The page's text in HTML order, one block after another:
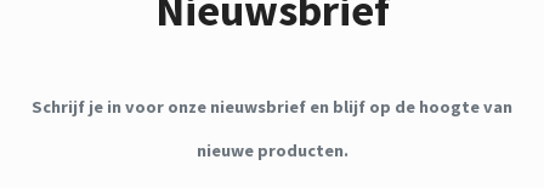
Schrijf je in voor onze nieuwsbrief en blijf op de hoogte van
nieuwe producten.